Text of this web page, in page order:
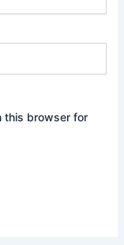
this browser for